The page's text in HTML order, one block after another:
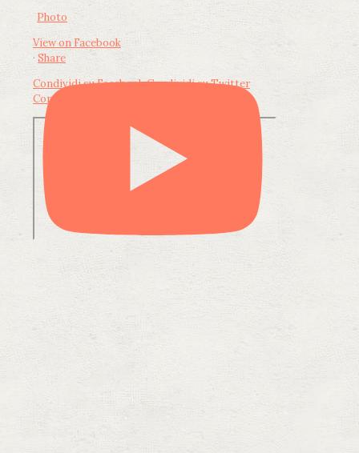
Photo
View on Facebook
· Share
Condividi su FacebookCondividi su Twitter
Condividi su LinkedIn